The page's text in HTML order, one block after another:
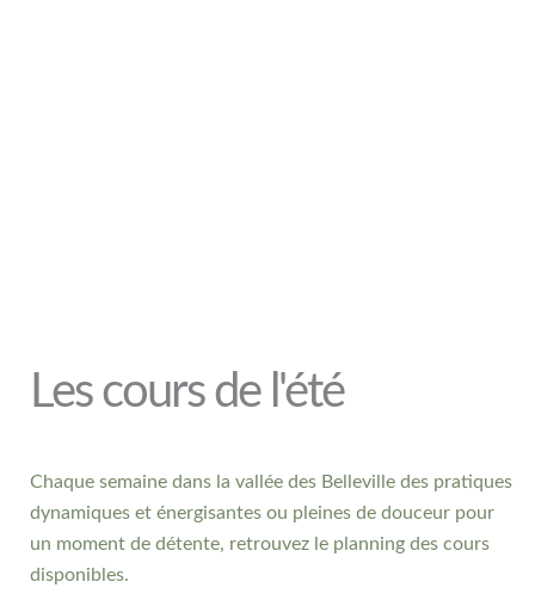
Les cours de l'été
Chaque semaine dans la vallée des Belleville des pratiques
dynamiques et énergisantes ou pleines de douceur pour
un moment de détente, retrouvez le planning des cours
disponibles.